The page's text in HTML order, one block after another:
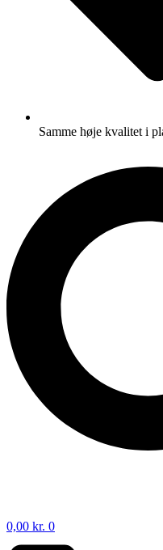
Samme høje kvalitet i
0,00 kr. 0